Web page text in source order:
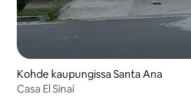
Kohde kaupungissa Santa Ana
Casa El Sinaí